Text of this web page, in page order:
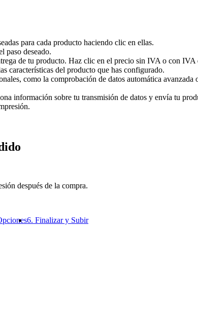
para cada producto haciendo clic en ellas.
paso deseado.
de tu producto. Haz clic en el precio sin IVA o con IVA
características del producto que has configurado.
como la comprobación de datos automática
información sobre tu transmisión de datos y envía tu
después de la compra.
6. Finalizar y Subir